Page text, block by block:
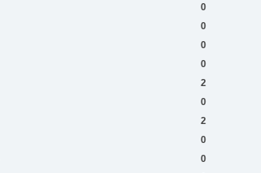
0
0
0
0
2
0
2
0
0